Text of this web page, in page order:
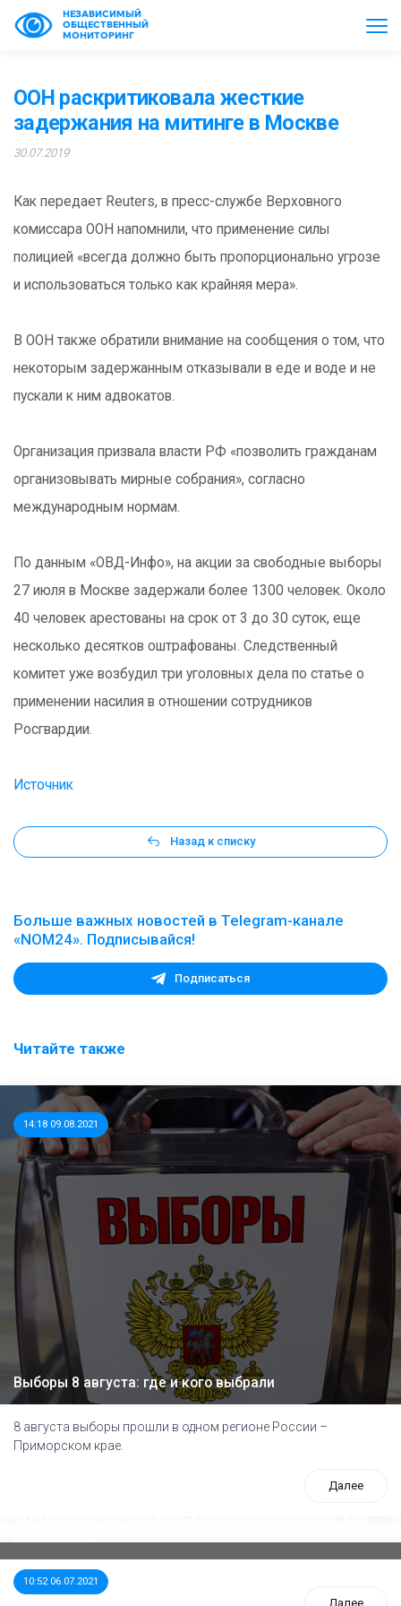
НЕЗАВИСИМЫЙ
ОБЩЕСТВЕННЫЙ
МОНИТОРИНГ
ООН раскритиковала жесткие
задержания на митинге в Москве
30.07.2019
Как передает Reuters, в пресс-службе Верховного
комиссара ООН напомнили, что применение силы
полицией «всегда должно быть пропорционально угрозе
и использоваться только как крайняя мера».
В ООН также обратили внимание на сообщения о том, что
некоторым задержанным отказывали в еде и воде и не
пускали к ним адвокатов.
Организация призвала власти РФ «позволить гражданам
организовывать мирные собрания», согласно
международным нормам.
По данным «ОВД-Инфо», на акции за свободные выборы
27 июля в Москве задержали более 1300 человек. Около
40 человек арестованы на срок от 3 до 30 суток, еще
несколько десятков оштрафованы. Следственный
комитет уже возбудил три уголовных дела по статье о
применении насилия в отношении сотрудников
Росгвардии.
Источник
Назад к списку
Больше важных новостей в Telegram-канале
«NOM24». Подписывайся!
Подписаться
Читайте также
14:18 09.08.2021
Выборы 8 августа: где и кого выбрали
8 августа выборы прошли в одном регионе России –
Приморском крае.
Далее
10:52 06.07.2021
Далее